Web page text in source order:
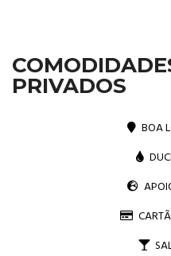
PRIVADOS
BOA